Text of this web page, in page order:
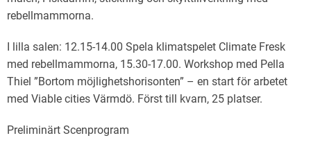
rebellmammorna.
I lilla salen: 12.15-14.00 Spela klimatspelet Climate Fresk
med rebellmammorna, 15.30-17.00. Workshop med Pella
Thiel ”Bortom möjlighetshorisonten” – en start för arbetet
med Viable cities Värmdö. Först till kvarn, 25 platser.
Preliminärt Scenprogram